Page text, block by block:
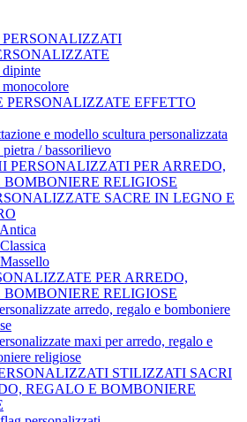
PERSONALIZZATI
dipinte
monocolore
PERSONALIZZATE EFFETTO
e modello scultura personalizzata
pietra / bassorilievo
PERSONALIZZATI PER ARREDO,
BOMBONIERE RELIGIOSE
SACRE IN LEGNO E
PER ARREDO,
BOMBONIERE RELIGIOSE
arredo, regalo e bomboniere
maxi per arredo, regalo e
religiose
STILIZZATI SACRI
REGALO E BOMBONIERE